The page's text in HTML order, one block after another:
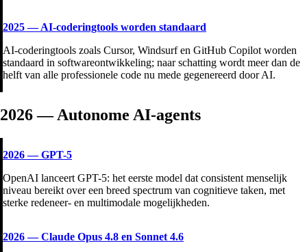
2025—AI-coderingtools worden standaard
AI-coderingtools zoals Cursor, Windsurf en GitHub Copilot worden
standaard in softwareontwikkeling; naar schatting wordt meer dan de
helft van alle professionele code nu mede gegenereerd door AI.
2026 — Autonome AI-agents
2026—GPT-5
OpenAI lanceert GPT-5: het eerste model dat consistent menselijk
niveau bereikt over een breed spectrum van cognitieve taken, met
sterke redeneer- en multimodale mogelijkheden.
2026—Claude Opus 4.8 en Sonnet 4.6